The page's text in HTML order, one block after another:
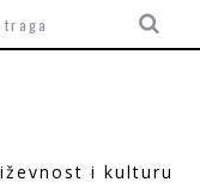
i kulturu